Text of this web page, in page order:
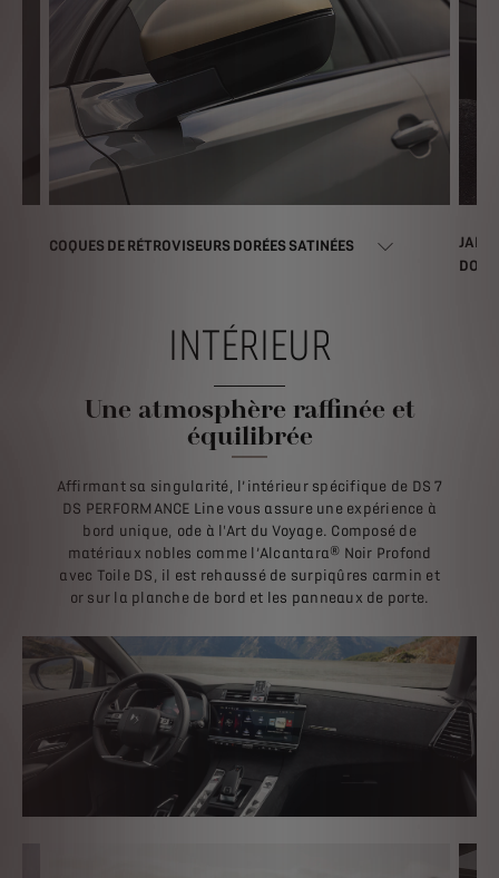
COQUES DE RÉTROVISEURS DORÉES SATINÉES
INTÉRIEUR
Une atmosphère raffinée et
équilibrée
Affirmant sa singularité, l’intérieur spécifique de DS 7
DS PERFORMANCE Line vous assure une expérience à
bord unique, ode à l'Art du Voyage. Composé de
matériaux nobles comme l’Alcantara® Noir Profond
avec Toile DS, il est rehaussé de surpiqûres carmin et
or sur la planche de bord et les panneaux de porte.